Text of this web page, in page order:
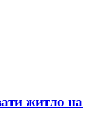
житло на